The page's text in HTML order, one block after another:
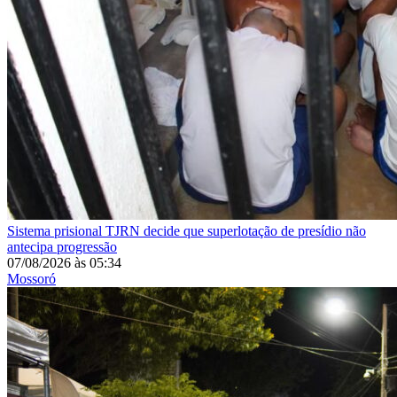
Sistema prisional TJRN decide que superlotação de presídio não
antecipa progressão
07/08/2026 às 05:34
Mossoró